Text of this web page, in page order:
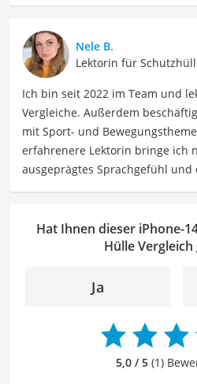
detaillierte Produktvergleiche,
technische Analysen, um
sowohl informierte
die besten elektronischen
zu finden.
Der iPhone-14-Pro-Max-360-
unserer Sicht besonders
Besitzer.
Nele B.
Lektorin für
Ich bin seit 2022 im Team und
Vergleiche. Außerdem
mit Sport- und
erfahrenere Lektorin bringe ich
ausgeprägtes Sprachgefühl und
kann ich dazu beitragen, Texte
strukturiert und sprachlich
Kohärenz, logische
meinem Hintergrund im Bereich
zur geschriebenen Sprache
unsere Vergleiche ansprechend,
Hat Ihnen dieser iPhone-
Hülle Vergleich
Ja
5,0 / 5(1)